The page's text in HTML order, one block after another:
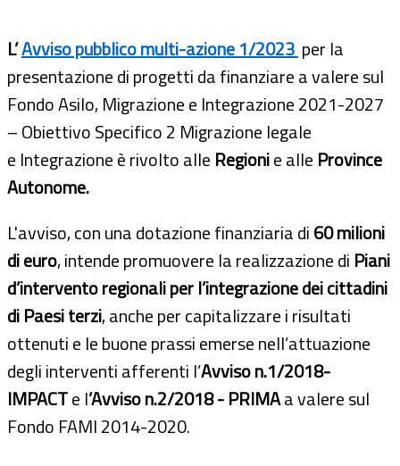
L’Avviso pubblico multi-azione 1/2023 per la
presentazione di progetti da finanziare a valere sul
Fondo Asilo, Migrazione e Integrazione 2021-2027
– Obiettivo Specifico 2 Migrazione legale
e Integrazione è rivolto alle Regionie alle Province
Autonome.
L'avviso, con una dotazione finanziaria di60 milioni
di euro, intende promuovere la realizzazione di Piani
d’intervento regionali per l’integrazione dei cittadini
di Paesi terzi, anche per capitalizzare i risultati
ottenuti e le buone prassi emerse nell’attuazione
degli interventi afferenti l’Avviso n.1/2018-
IMPACTe l’Avviso n.2/2018 - PRIMAa valere sul
Fondo FAMI 2014-2020.